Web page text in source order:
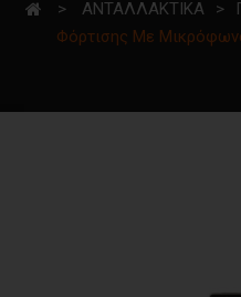
> ΑΝΤΑΛΛΑΚΤΙΚΑ >
Φόρτισης Με